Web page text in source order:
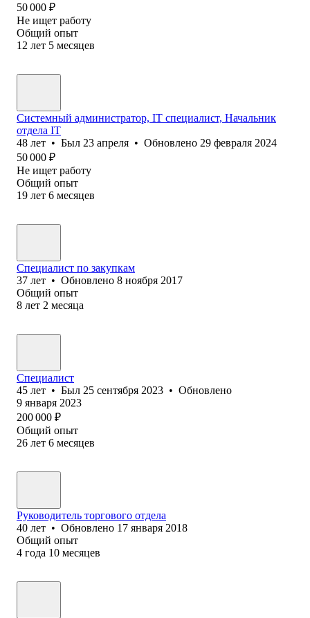
50 000 ₽
Не ищет работу
Общий опыт
12 лет 5 месяцев
Системный администратор, IT специалист, Начальник
отдела IT
48 лет • Был 23 апреля • Обновлено 29 февраля 2024
50 000 ₽
Не ищет работу
Общий опыт
19 лет 6 месяцев
Специалист по закупкам
37 лет • Обновлено 8 ноября 2017
Общий опыт
8 лет 2 месяца
Специалист
45 лет • Был 25 сентября 2023 • Обновлено
9 января 2023
200 000 ₽
Общий опыт
26 лет 6 месяцев
Руководитель торгового отдела
40 лет • Обновлено 17 января 2018
Общий опыт
4 года 10 месяцев